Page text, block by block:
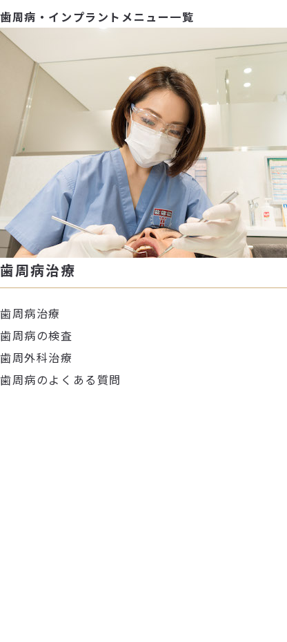
歯周病・インプラントメニュー一覧
歯周病治療
歯周病治療
歯周病の検査
歯周外科治療
歯周病のよくある質問